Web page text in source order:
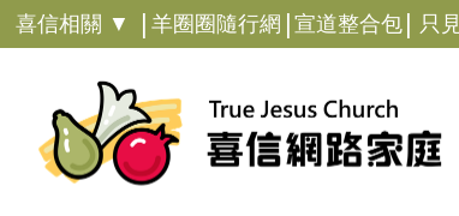
喜信相關 ▼ | 羊圈圈隨行網 | 宣道整合包 | 只